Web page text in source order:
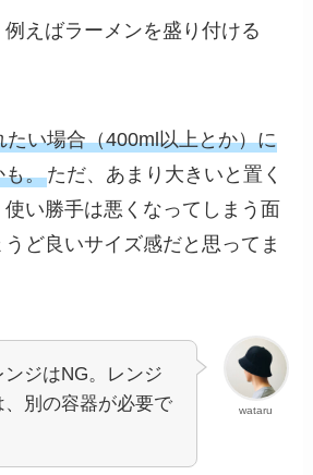
えばラーメンを盛り付ける
たい場合（400ml以上とか）に
も。ただ、あまり大きいと置く
い勝手は悪くなってしまう面
ど良いサイズ感だと思ってま
wataru
ジはNG。レンジ
別の容器が必要で